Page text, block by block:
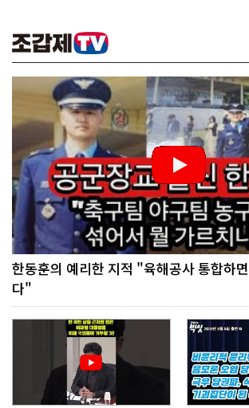
한동훈의 예리한 지적 "육해공사 통합하
다"